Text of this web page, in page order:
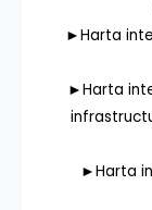
►Harta
►Harta
►Harta